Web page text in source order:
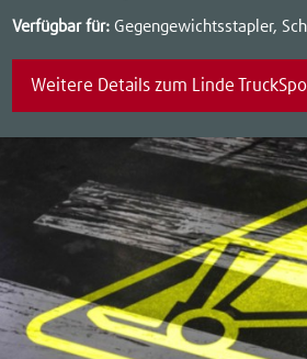
Verfügbar für: Gegengewichtsstapler,
Weitere Details zum Linde